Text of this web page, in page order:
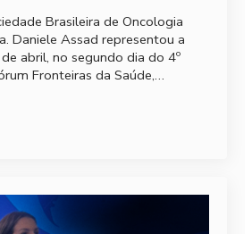
Brasileira de Oncologia
Daniele Assad representou a
abril, no segundo dia do 4º
Fronteiras da Saúde,…